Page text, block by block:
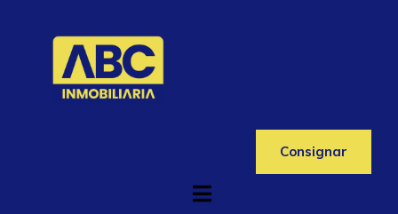
Consignar